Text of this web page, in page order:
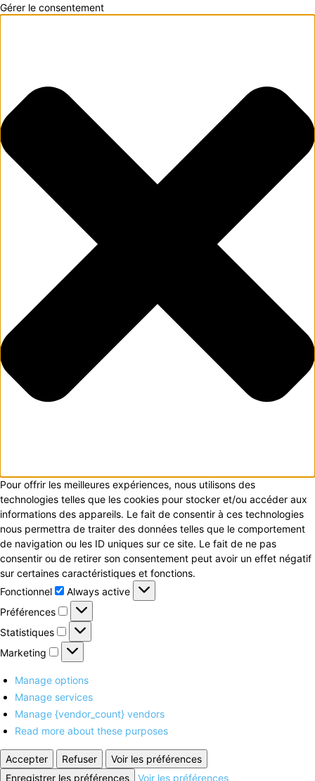
Gérer le consentement
Pour offrir les meilleures expériences, nous utilisons des
technologies telles que les cookies pour stocker et/ou accéder aux
informations des appareils. Le fait de consentir à ces technologies
nous permettra de traiter des données telles que le comportement
de navigation ou les ID uniques sur ce site. Le fait de ne pas
consentir ou de retirer son consentement peut avoir un effet négatif
sur certaines caractéristiques et fonctions.
Fonctionnel
Fonctionnel
Always active
Préférences
Préférences
Statistiques
Statistiques
Marketing
Marketing
Manage options
Manage services
Manage {vendor_count} vendors
Read more about these purposes
Accepter Refuser
Voir les préférences
Enregistrer les préférences
Voir les préférences